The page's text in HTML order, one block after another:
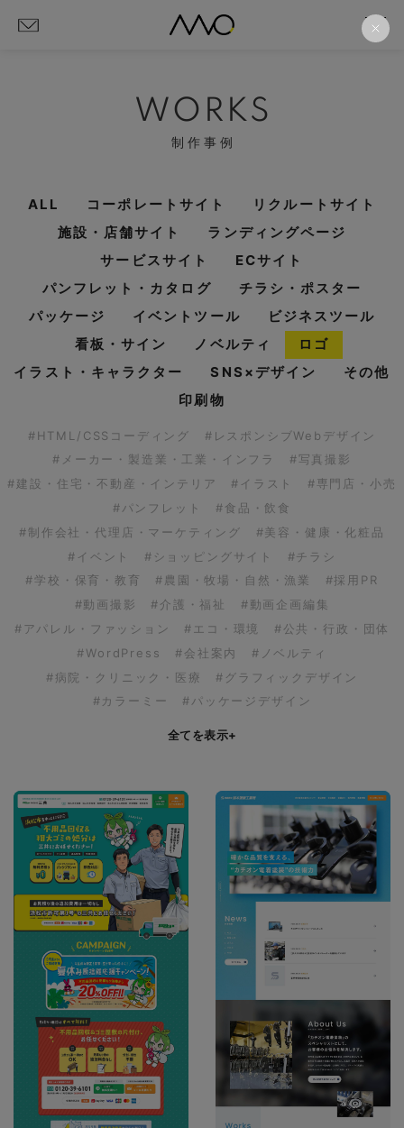
WORKS
制作事例
ALL コーポレートサイト
リクルートサイト
施設・店舗サイト
ランディングページ
サービスサイト
ECサイト
パンフレット・カタログ
チラシ・ポスター
パッケージ
イベントツール
ビジネスツール
看板・サイン
ノベルティ
ロゴ
イラスト・キャラクター
SNS×デザイン
その他
印刷物
#HTML/CSSコーディング
#レスポンシブWebデザイン
#メーカー・製造業・工業・インフラ
#写真撮影
#建設・住宅・不動産・インテリア
#イラスト
#専門店・小売
#パンフレット
#食品・飲食
#制作会社・代理店・マーケティング
#美容・健康・化粧品
#イベント
#ショッピングサイト
#チラシ
#学校・保育・教育
#農園・牧場・自然・漁業
#採用PR
#動画撮影
#介護・福祉
#動画企画編集
#アパレル・ファッション
#エコ・環境
#公共・行政・団体
#WordPress
#会社案内
#ノベルティ
#病院・クリニック・医療
#グラフィックデザイン
#カラーミー
#パッケージデザイン
全てを表示+